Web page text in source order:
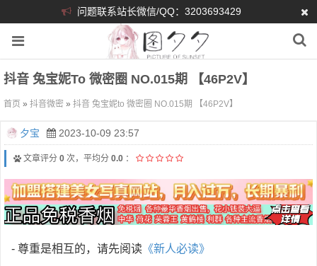
问题联系站长微信/QQ：3203693429
抖音 兔宝妮to 微密圈 NO.015期 【46P2V】
首页 » 抖音微密 » 抖音 兔宝妮to 微密圈 NO.015期 【46P2V】
夕宝 2023-10-09 23:57
文章评分 0 次，平均分 0.0 ：
- 尊重是相互的，请先阅读 《新人必读》